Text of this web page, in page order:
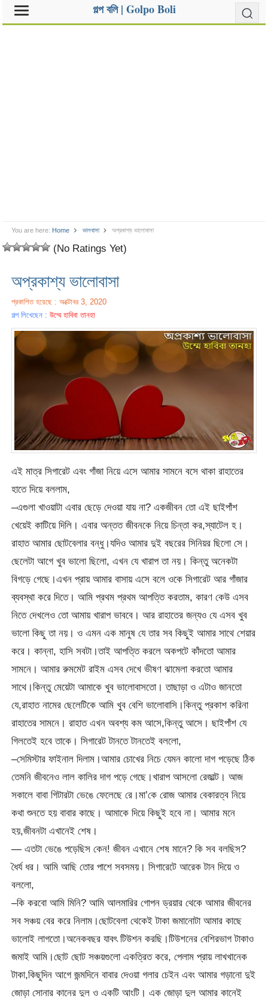
গল্প বলি | Golpo Boli
You are here: Home ভালবাসা অপ্রকাশ্য ভালোবাসা
(No Ratings Yet)
অপ্রকাশ্য ভালোবাসা
প্রকাশিত হয়েছে : অক্টোবর 3, 2020
গল্প লিখেছেন :উম্মে হাবিবা তানহা
এই মাত্র সিগারেট এবং গাঁজা নিয়ে এসে আমার সামনে বসে থাকা রাহাতের
হাতে দিয়ে বললাম,
–এগুলা খাওয়াটা এবার ছেড়ে দেওয়া যায় না? একজীবন তো এই ছাইপাঁশ
খেয়েই কাটিয়ে দিলি। এবার অন্তত জীবনকে নিয়ে চিন্তা কর,স্যাটেল হ।
রাহাত আমার ছোটবেলার বন্ধু।যদিও আমার দুই বছরের সিনিয়র ছিলো সে।
ছেলেটা আগে খুব ভালো ছিলো, এখন যে খারাপ তা নয়। কিন্তু অনেকটা
বিগড়ে গেছে।এখন প্রায় আমার বাসায় এসে বলে ওকে সিগারেট আর গাঁজার
ব্যবস্থা করে দিতে। আমি প্রথম প্রথম আপত্তি করতাম, কারণ কেউ এসব
নিতে দেখলেও তো আমায় খারাপ ভাববে। আর রাহাতের জন্যও যে এসব খুব
ভালো কিছু তা নয়। ও এমন এক মানুষ যে তার সব কিছুই আমার সাথে শেয়ার
করে। কান্না, হাসি সবটা।তাই আপত্তি করলে অকপটে কাঁদতো আমার
সামনে। আমার রুমমেট রাইম এসব দেখে ভীষণ ঝামেলা করতো আমার
সাথে।কিন্তু মেয়েটা আমাকে খুব ভালোবাসতো। তাছাড়া ও এটাও জানতো
যে,রাহাত নামের ছেলেটিকে আমি খুব বেশি ভালোবাসি।কিন্তু প্রকাশ করিনা
রাহাতের সামনে। রাহাত এখন অবশ্য কম আসে,কিন্তু আসে। ছাইপাঁশ যে
গিলতেই হবে তাকে। সিগারেট টানতে টানতেই বললো,
–সেমিস্টার ফাইনাল দিলাম।আমার চোখের নিচে যেমন কালো দাগ পড়েছে ঠিক
তেমনি জীবনেও লাল কালির দাগ পড়ে গেছে।খারাপ আসলো রেজাল্ট। আজ
সকালে বাবা গিটারটা ভেঙে ফেলেছে রে।মা’কে রোজ আমার বেকারত্ব নিয়ে
কথা শুনতে হয় বাবার কাছে। আমাকে দিয়ে কিছুই হবে না। আমার মনে
হয়,জীবনটা এখানেই শেষ।
— এতটা ভেঙে পড়েছিস কেন! জীবন এখানে শেষ মানে? কি সব বলছিস?
ধৈর্য ধর। আমি আছি তোর পাশে সবসময়। সিগারেটে আরেক টান দিয়ে ও
বললো,
–কি করবো আমি মিনি? আমি আলমারির গোপন ড্রয়ার থেকে আমার জীবনের
সব সঞ্চয় বের করে নিলাম।ছোটবেলা থেকেই টাকা জমানোটা আমার কাছে
ভালোই লাগতো।অনেকবছর যাবৎ টিউশন করছি।টিউশনের বেশিরভাগ টাকাও
জমাই আমি।ছোট ছোট সঞ্চয়গুলো একত্রিত করে, পেলাম প্রায় লাখখানেক
টাকা,কিছুদিন আগে জন্মদিনে বাবার দেওয়া গলার চেইন এবং আমার গড়ানো দুই
জোড়া সোনার কানের দুল ও একটি আংটি। এক জোড়া দুল আমার কানেই